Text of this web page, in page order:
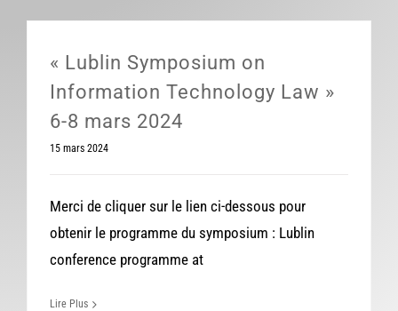
« Lublin Symposium on
Information Technology Law »
6-8 mars 2024
15 mars 2024
Merci de cliquer sur le lien ci-dessous pour
obtenir le programme du symposium : Lublin
conference programme at
Lire Plus